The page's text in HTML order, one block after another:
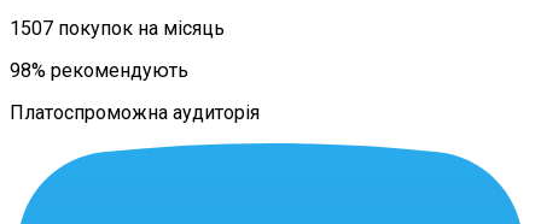
1507 покупок на місяць
98% рекомендують
Платоспроможна аудиторія